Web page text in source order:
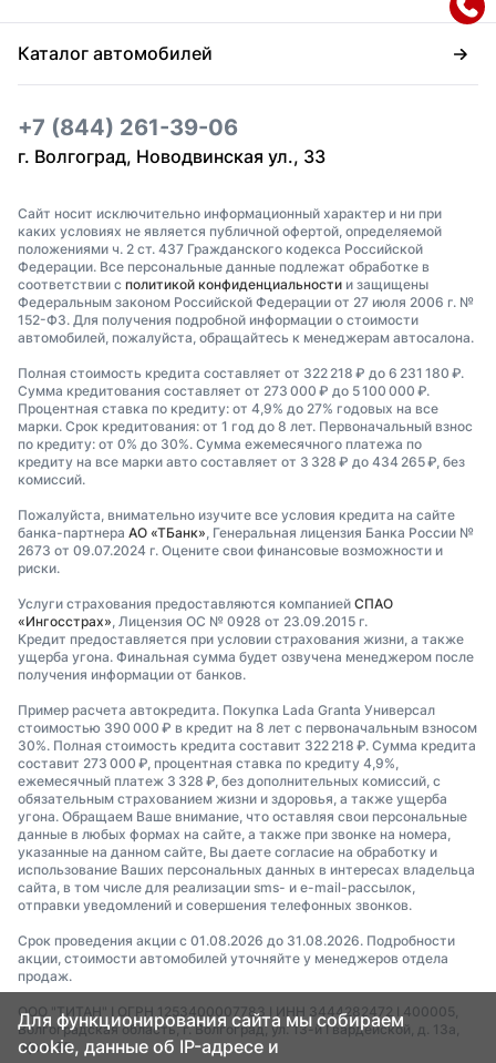
Каталог автомобилей
+7 (844) 261-39-06
г. Волгоград, Новодвинская ул., 33
Сайт носит исключительно информационный характер и ни при
каких условиях не является публичной офертой, определяемой
положениями ч. 2 ст. 437 Гражданского кодекса Российской
Федерации. Все персональные данные подлежат обработке в
соответствии с политикой конфиденциальности и защищены
Федеральным законом Российской Федерации от 27 июля 2006 г. №
152-ФЗ. Для получения подробной информации о стоимости
автомобилей, пожалуйста, обращайтесь к менеджерам автосалона.
Полная стоимость кредита составляет от 322 218 ₽ до 6 231 180 ₽.
Сумма кредитования составляет от 273 000 ₽ до 5 100 000 ₽.
Процентная ставка по кредиту: от 4,9% до 27% годовых на все
марки. Срок кредитования: от 1 год до 8 лет. Первоначальный взнос
по кредиту: от 0% до 30%. Сумма ежемесячного платежа по
кредиту на все марки авто составляет от 3 328 ₽ до 434 265 ₽, без
комиссий.
Пожалуйста, внимательно изучите все условия кредита на сайте
банка-партнера АО «ТБанк» , Генеральная лицензия Банка России №
2673 от 09.07.2024 г. Оцените свои финансовые возможности и
риски.
Услуги страхования предоставляются компанией СПАО
«Ингосстрах» , Лицензия ОС № 0928 от 23.09.2015 г.
Кредит предоставляется при условии страхования жизни, а также
ущерба угона. Финальная сумма будет озвучена менеджером после
получения информации от банков.
Пример расчета автокредита. Покупка Lada Granta Универсал
стоимостью 390 000 ₽ в кредит на 8 лет с первоначальным взносом
30%. Полная стоимость кредита составит 322 218 ₽. Сумма кредита
составит 273 000 ₽, процентная ставка по кредиту 4,9%,
ежемесячный платеж 3 328 ₽, без дополнительных комиссий, с
обязательным страхованием жизни и здоровья, а также ущерба
угона. Обращаем Ваше внимание, что оставляя свои персональные
данные в любых формах на сайте, а также при звонке на номера,
указанные на данном сайте, Вы даете согласие на обработку и
использование Ваших персональных данных в интересах владельца
сайта, в том числе для реализации sms- и e-mail-рассылок,
отправки уведомлений и совершения телефонных звонков.
Срок проведения акции с 01.08.2026 до 31.08.2026. Подробности
акции, стоимости автомобилей уточняйте у менеджеров отдела
продаж.
ООО "ТИТАН" I ОГРН 1253400007783 I ИНН 3444282472 I 400005,
Волгоградская область, г. Волгоград, ул. 13-й Гвардейской, д. 13а,
офис 35.
Для функционирования сайта мы собираем
cookie, данные об IP-адресе и